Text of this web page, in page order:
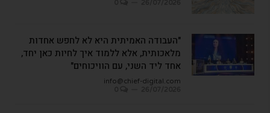
"העבודה האמיתית היא לא לחפש אחדות
מלאכותית, אלא ללמוד איך לחיות כאן יחד,
אחד ליד השני, עם הוויכוחים"
info@chief-digital.com